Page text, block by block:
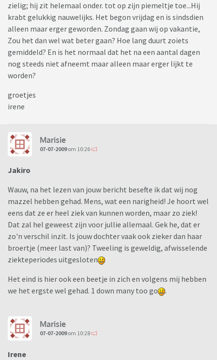
zielig; hij zit helemaal onder. tot op zijn piemeltje toe...Hij
krabt gelukkig nauwelijks. Het begon vrijdag en is sindsdien
alleen maar erger geworden. Zondag gaan wij op vakantie,
Zou het dan wel wat beter gaan? Hoe lang duurt zoiets
gemiddeld? En is het normaal dat het na een aantal dagen
nog steeds niet afneemt maar alleen maar erger lijkt te
worden?
groetjes
irene
Marisie
07-07-2009om 10:26
Jakiro
Wauw, na het lezen van jouw bericht besefte ik dat wij nog
mazzel hebben gehad. Mens, wat een narigheid! Je hoort wel
eens dat ze er heel ziek van kunnen worden, maar zo ziek!
Dat zal hel geweest zijn voor jullie allemaal. Gek he, dat er
zo'n verschil inzit. Is jouw dochter vaak ook zieker dan haar
broertje (meer last van)? Tweeling is geweldig, afwisselende
ziekteperiodes uitgesloten
Het eind is hier ook een beetje in zich en volgens mij hebben
we het ergste wel gehad. 1 down many too go
.
Marisie
07-07-2009om 10:28
Irene